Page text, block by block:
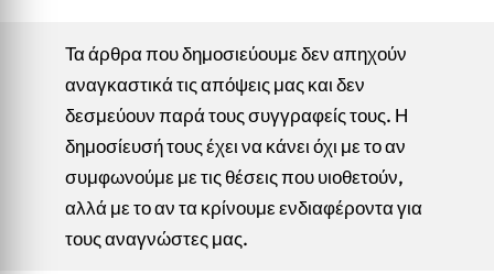
Τα άρθρα που δημοσιεύουμε δεν απηχούν
αναγκαστικά τις απόψεις μας και δεν
δεσμεύουν παρά τους συγγραφείς τους. Η
δημοσίευσή τους έχει να κάνει όχι με το αν
συμφωνούμε με τις θέσεις που υιοθετούν,
αλλά με το αν τα κρίνουμε ενδιαφέροντα για
τους αναγνώστες μας.